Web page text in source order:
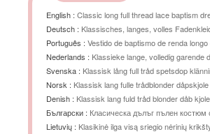
English : Classic long full thread lace baptism
Deutsch : Klassisches, langes, volles
Português : Vestido de baptismo de renda
Nederlands : Klassieke lange, volledig garende
Svenska : Klassisk lång full tråd spetsdop
Norsk : Klassisk lang fulle trådblonder
Denish : Klassisk lang fuld tråd blonder dåb
Български : Класическа дълъг пълен
шапка
Lietuvių : Klasikinė ilga visą sriegio nėrinių